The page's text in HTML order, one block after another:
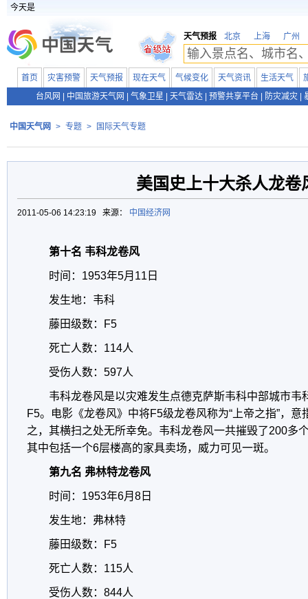
今天是
天气预报 北京 上海 广州
首页 灾害预警 天气预报 现在天气 气候变化 天气资讯 生活天气
台风网
中国旅游天气网 气象卫星 天气雷达 预警共享平台 防灾减灾
中国天气网 > 专题 > 国际天气专题
美国史上十大杀人龙卷
2011-05-06 14:23:19 来源： 中国经济网
第十名 韦科龙卷风
时间：1953年5月11日
发生地：韦科
藤田级数：F5
死亡人数：114人
受伤人数：597人
韦科龙卷风是以灾难发生点德克萨斯韦科中部城市韦
F5。电影《龙卷风》中将F5级龙卷风称为“上帝之指”，
之，其横扫之处无所幸免。韦科龙卷风一共摧毁了200多
其中包括一个6层楼高的家具卖场，威力可见一斑。
第九名 弗林特龙卷风
时间：1953年6月8日
发生地：弗林特
藤田级数：F5
死亡人数：115人
受伤人数：844人